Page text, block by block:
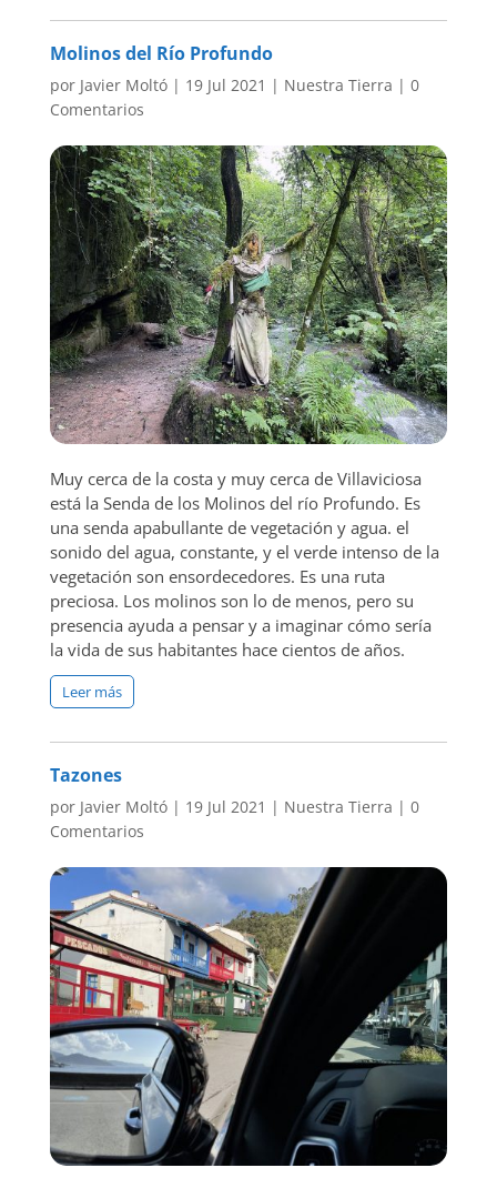
Molinos del Río Profundo
por Javier Moltó| 19 Jul 2021 | Nuestra Tierra | 0
Comentarios
Muy cerca de la costa y muy cerca de Villaviciosa
está la Senda de los Molinos del río Profundo. Es
una senda apabullante de vegetación y agua. el
sonido del agua, constante, y el verde intenso de la
vegetación son ensordecedores. Es una ruta
preciosa. Los molinos son lo de menos, pero su
presencia ayuda a pensar y a imaginar cómo sería
la vida de sus habitantes hace cientos de años.
Leer más
Tazones
por Javier Moltó| 19 Jul 2021 | Nuestra Tierra | 0
Comentarios